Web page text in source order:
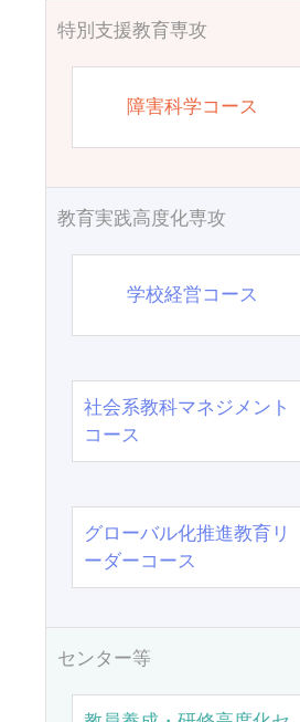
特別支援教育専攻
障害科学コース
教育実践高度化専攻
学校経営コース
社会系教科マネジメント
コース
グローバル化推進教育リ
ーダーコース
センター等